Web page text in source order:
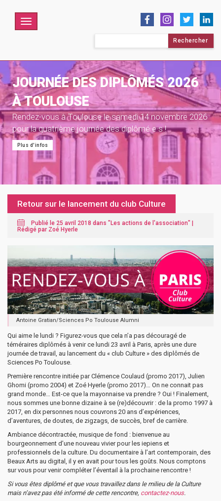
Menu
JOURNÉE DES DIPLÔMÉS 2026
À TOULOUSE
Rendez-vous à Toulouse le samedi 14 novembre 2026
pour la quatrième journée des diplômé·e·s !
Plus d'infos
Retour sur le lancement du club Culture
Publié le 25 avril 2018 dans "Les actions de l'association" |
Rédigé par Zoé Hyerle
Antoine Gratian/Sciences Po Toulouse Alumni
Qui aime le lundi ? Figurez-vous que cela n’a pas découragé de
téméraires diplômés à venir ce lundi 23 avril à Paris, après une dure
journée de travail, au lancement du « club Culture » des diplômés de
Sciences Po Toulouse.
Première rencontre initiée par Clémence Coulaud (promo 2017), Julien
Ghomi (promo 2004) et Zoé Hyerle (promo 2017)… On ne connait pas
grand monde… Est-ce que la mayonnaise va prendre ? Oui ! Finalement,
nous sommes une bonne dizaine à se (re)découvrir : de la promo 1997 à
2017, en dix personnes nous couvrons 20 ans d’expériences,
d’aventures, de doutes, de zigzags, de succès, bref de carrière.
Ambiance décontractée, musique de fond : bienvenue au
bourgeonnement d’une nouveau vivier pour les iepiens et
professionnels de la culture. Du documentaire à l’art contemporain, des
Beaux Arts au digital, il y en avait pour tous les goûts. Nous comptons
sur vous pour venir compléter l’éventail à la prochaine rencontre !
Si vous êtes diplômé et que vous travaillez dans le milieu de la Culture
mais n’avez pas été informé de cette rencontre, contactez-nous.